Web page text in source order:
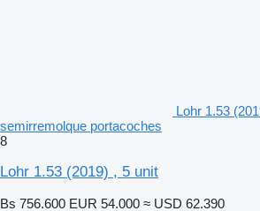
Lohr 1.53
semirremolque portacoches
8
Lohr 1.53 (2019) , 5 unit
Bs 756.600 EUR 54.000 ≈ USD 62.390